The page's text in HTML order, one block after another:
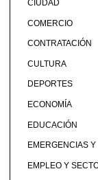
CIUDAD
COMERCIO
CONTRATACIÓN
CULTURA
DEPORTES
ECONOMÍA
EDUCACIÓN
EMERGENCIAS
EMPLEO Y